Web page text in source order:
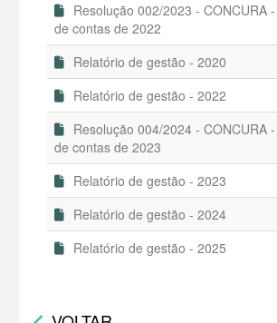
Resolução 002/2023 - CONCURA
de contas de 2022
Relatório de gestão - 2020
Relatório de gestão - 2022
Resolução 004/2024 - CONCURA
de contas de 2023
Relatório de gestão - 2023
Relatório de gestão - 2024
Relatório de gestão - 2025